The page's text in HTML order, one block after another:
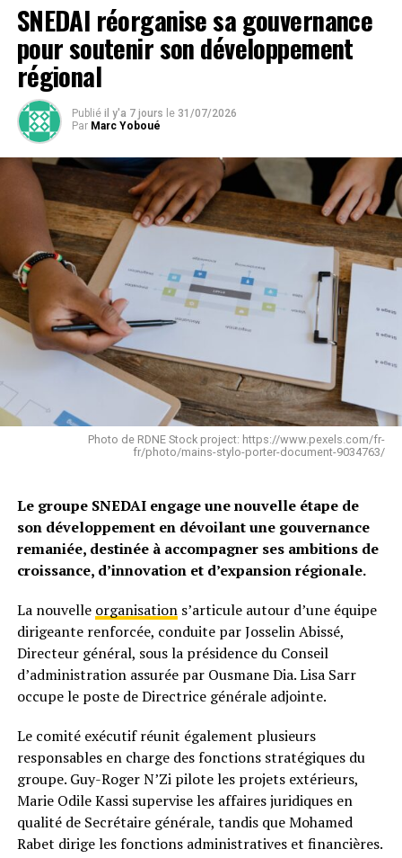
SNEDAI réorganise sa gouvernance
pour soutenir son développement
régional
Publié il y'a 7 jours le 31/07/2026
Par Marc Yoboué
Photo de RDNE Stock project: https://www.pexels.com/fr-
fr/photo/mains-stylo-porter-document-9034763/
Le groupe SNEDAI engage une nouvelle étape de
son développement en dévoilant une gouvernance
remaniée, destinée à accompagner ses ambitions de
croissance, d’innovation et d’expansion régionale.
La nouvelle organisations’articule autour d’une équipe
dirigeante renforcée, conduite par Josselin Abissé,
Directeur général, sous la présidence du Conseil
d’administration assurée par Ousmane Dia. Lisa Sarr
occupe le poste de Directrice générale adjointe.
Le comité exécutif réunit également plusieurs
responsables en charge des fonctions stratégiques du
groupe. Guy-Roger N’Zi pilote les projets extérieurs,
Marie Odile Kassi supervise les affaires juridiques en
qualité de Secrétaire générale, tandis que Mohamed
Rabet dirige les fonctions administratives et financières.